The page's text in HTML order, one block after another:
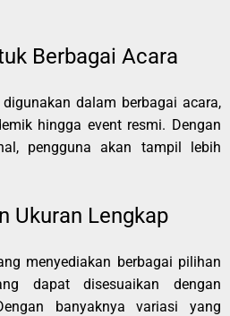
Berbagai Acara
dalam berbagai acara,
hingga event resmi. Dengan
pengguna akan tampil lebih
Ukuran Lengkap
menyediakan berbagai pilihan
dapat disesuaikan dengan
banyaknya variasi yang